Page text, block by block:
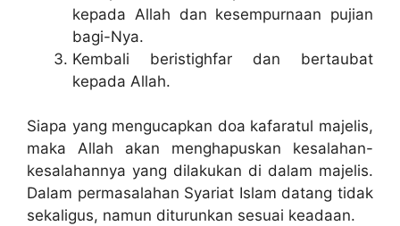
kepada Allah dan kesempurnaan pujian
bagi-Nya.
Kembali beristighfar dan bertaubat
kepada Allah.
Siapa yang mengucapkan doa kafaratul majelis,
maka Allah akan menghapuskan kesalahan-
kesalahannya yang dilakukan di dalam majelis.
Dalam permasalahan Syariat Islam datang tidak
sekaligus, namun diturunkan sesuai keadaan.